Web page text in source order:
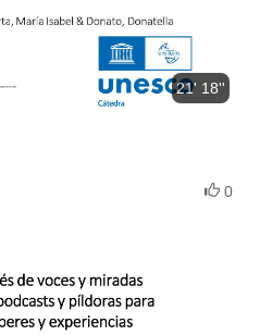
21' 18''
0